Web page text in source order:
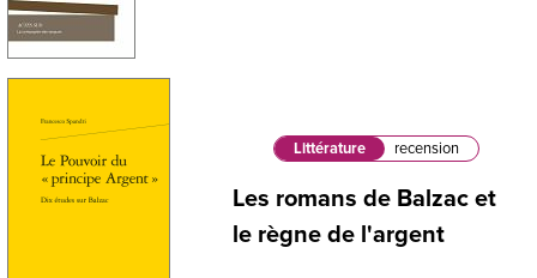
Littérature recension
Les romans de Balzac et
le règne de l'argent